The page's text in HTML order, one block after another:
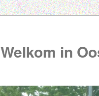
Welkom in